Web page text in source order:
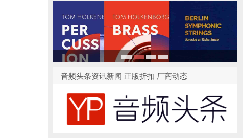
音频头条资讯新闻 正版折扣 厂商动态